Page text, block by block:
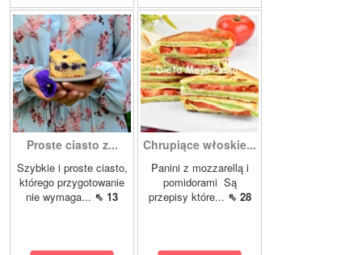
Proste ciasto z...
Szybkie i proste ciasto,
którego przygotowanie
nie wymaga... ⇖ 13
Chrupiące włoskie...
Panini z mozzarellą i
pomidorami Są
przepisy które... ⇖ 28